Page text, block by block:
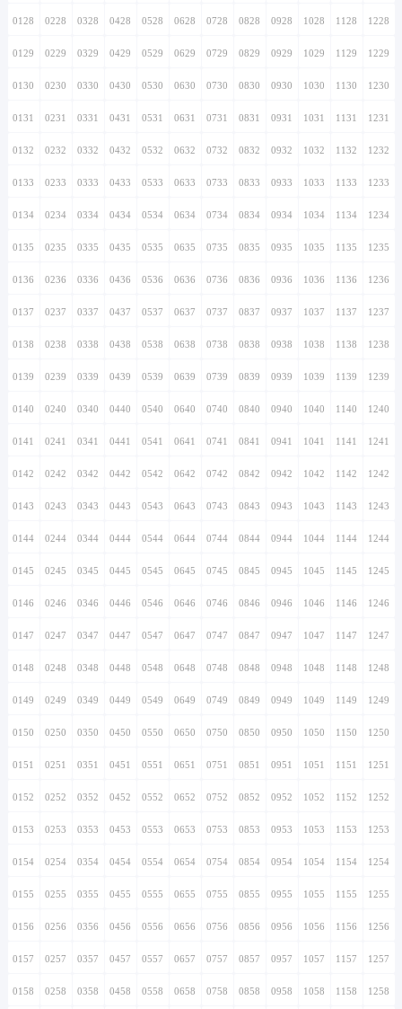
0128 0228 0328 0428 0528 0628 0728 0828 0928 1028 1128 1228
0129 0229 0329 0429 0529 0629 0729 0829 0929 1029 1129 1229
0130 0230 0330 0430 0530 0630 0730 0830 0930 1030 1130 1230
0131 0231 0331 0431 0531 0631 0731 0831 0931 1031 1131 1231
0132 0232 0332 0432 0532 0632 0732 0832 0932 1032 1132 1232
0133 0233 0333 0433 0533 0633 0733 0833 0933 1033 1133 1233
0134 0234 0334 0434 0534 0634 0734 0834 0934 1034 1134 1234
0135 0235 0335 0435 0535 0635 0735 0835 0935 1035 1135 1235
0136 0236 0336 0436 0536 0636 0736 0836 0936 1036 1136 1236
0137 0237 0337 0437 0537 0637 0737 0837 0937 1037 1137 1237
0138 0238 0338 0438 0538 0638 0738 0838 0938 1038 1138 1238
0139 0239 0339 0439 0539 0639 0739 0839 0939 1039 1139 1239
0140 0240 0340 0440 0540 0640 0740 0840 0940 1040 1140 1240
0141 0241 0341 0441 0541 0641 0741 0841 0941 1041 1141 1241
0142 0242 0342 0442 0542 0642 0742 0842 0942 1042 1142 1242
0143 0243 0343 0443 0543 0643 0743 0843 0943 1043 1143 1243
0144 0244 0344 0444 0544 0644 0744 0844 0944 1044 1144 1244
0145 0245 0345 0445 0545 0645 0745 0845 0945 1045 1145 1245
0146 0246 0346 0446 0546 0646 0746 0846 0946 1046 1146 1246
0147 0247 0347 0447 0547 0647 0747 0847 0947 1047 1147 1247
0148 0248 0348 0448 0548 0648 0748 0848 0948 1048 1148 1248
0149 0249 0349 0449 0549 0649 0749 0849 0949 1049 1149 1249
0150 0250 0350 0450 0550 0650 0750 0850 0950 1050 1150 1250
0151 0251 0351 0451 0551 0651 0751 0851 0951 1051 1151 1251
0152 0252 0352 0452 0552 0652 0752 0852 0952 1052 1152 1252
0153 0253 0353 0453 0553 0653 0753 0853 0953 1053 1153 1253
0154 0254 0354 0454 0554 0654 0754 0854 0954 1054 1154 1254
0155 0255 0355 0455 0555 0655 0755 0855 0955 1055 1155 1255
0156 0256 0356 0456 0556 0656 0756 0856 0956 1056 1156 1256
0157 0257 0357 0457 0557 0657 0757 0857 0957 1057 1157 1257
0158 0258 0358 0458 0558 0658 0758 0858 0958 1058 1158 1258